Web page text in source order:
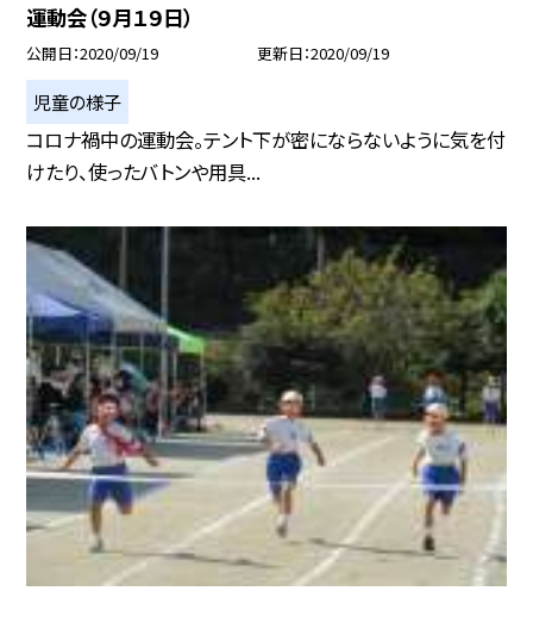
運動会（９月１９日）
公開日 2020/09/19 更新日 2020/09/19
児童の様子
コロナ禍中の運動会。テント下が密にならないように気を付
けたり、使ったバトンや用具...